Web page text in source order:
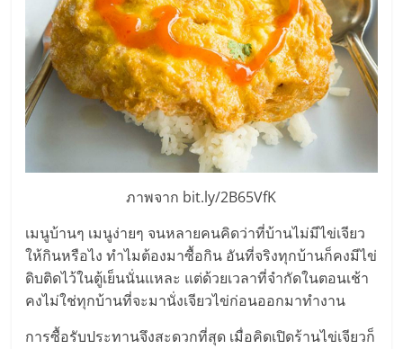
หน้า
บ้าน
ลงทุน
น้อย
คืน
ทุน
ไว,
ภาพจาก bit.ly/2B65VfK
เมนูบ้านๆ เมนูง่ายๆ จนหลายคนคิดว่าที่บ้านไม่มีไข่เจียว
ให้กินหรือไง ทำไมต้องมาซื้อกิน อันที่จริงทุกบ้านก็คงมีไข่
ดิบติดไว้ในตู้เย็นนั่นแหละ แต่ด้วยเวลาที่จำกัดในตอนเช้า
คงไม่ใช่ทุกบ้านที่จะมานั่งเจียวไข่ก่อนออกมาทำงาน
การซื้อรับประทานจึงสะดวกที่สุด เมื่อคิดเปิดร้านไข่เจียวก็